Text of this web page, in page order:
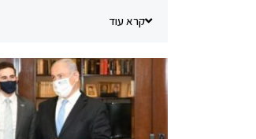
קרא עוד